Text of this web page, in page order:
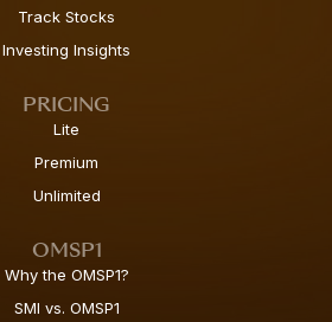
Track Stocks
Investing Insights
PRICING
Lite
Premium
Unlimited
OMSP1
Why the OMSP1?
SMI vs. OMSP1